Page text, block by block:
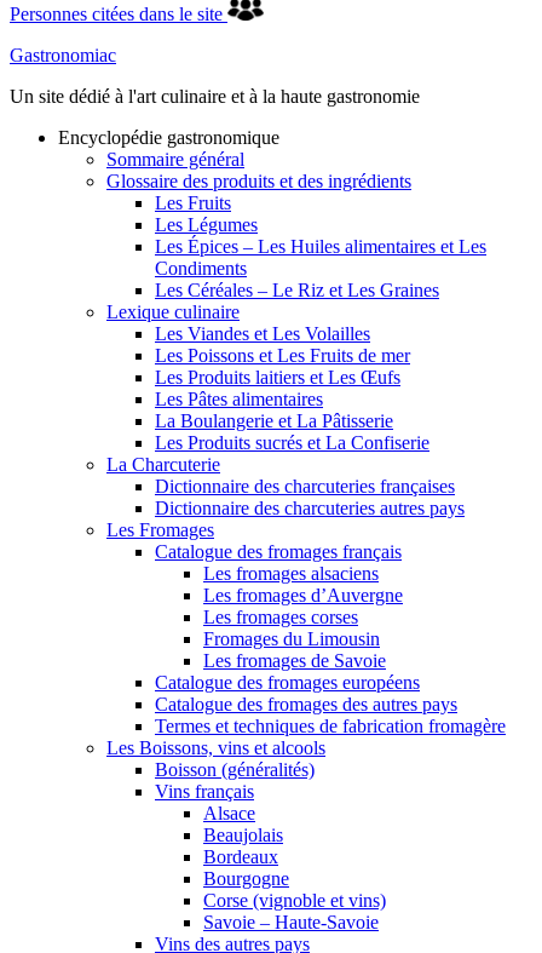
Personnes citées dans le site
Gastronomiac
Un site dédié à l'art culinaire et à la haute gastronomie
Encyclopédie gastronomique
Sommaire général
Glossaire des produits et des ingrédients
Les Fruits
Les Légumes
Les Épices – Les Huiles alimentaires et Les
Condiments
Les Céréales – Le Riz et Les Graines
Lexique culinaire
Les Viandes et Les Volailles
Les Poissons et Les Fruits de mer
Les Produits laitiers et Les Œufs
Les Pâtes alimentaires
La Boulangerie et La Pâtisserie
Les Produits sucrés et La Confiserie
La Charcuterie
Dictionnaire des charcuteries françaises
Dictionnaire des charcuteries autres pays
Les Fromages
Catalogue des fromages français
Les fromages alsaciens
Les fromages d’Auvergne
Les fromages corses
Fromages du Limousin
Les fromages de Savoie
Catalogue des fromages européens
Catalogue des fromages des autres pays
Termes et techniques de fabrication fromagère
Les Boissons, vins et alcools
Boisson (généralités)
Vins français
Alsace
Beaujolais
Bordeaux
Bourgogne
Corse (vignoble et vins)
Savoie – Haute-Savoie
Vins des autres pays